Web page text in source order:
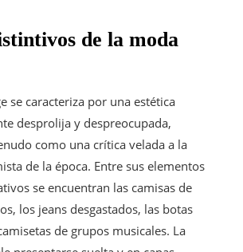
de la moda
se caracteriza por una estética
desprolija y despreocupada,
como una crítica velada a la
de la época. Entre sus elementos
se encuentran las camisas de
los jeans desgastados, las botas
de grupos musicales. La